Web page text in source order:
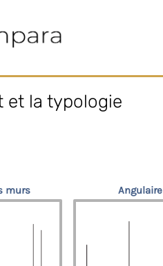
et la typologie
murs Angulaire